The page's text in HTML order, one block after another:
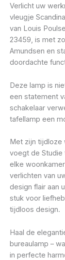
Verlicht uw
vleugje
van Louis
23459, is met
Amundsen en
doordachte
Deze lamp is
een statement
schakelaar
tafellamp een
Met zijn tijdloze
voegt de Studie
elke
verlichten van
design flair aan
stuk voor
tijdloos design.
Haal de
bureaulamp –
in perfecte